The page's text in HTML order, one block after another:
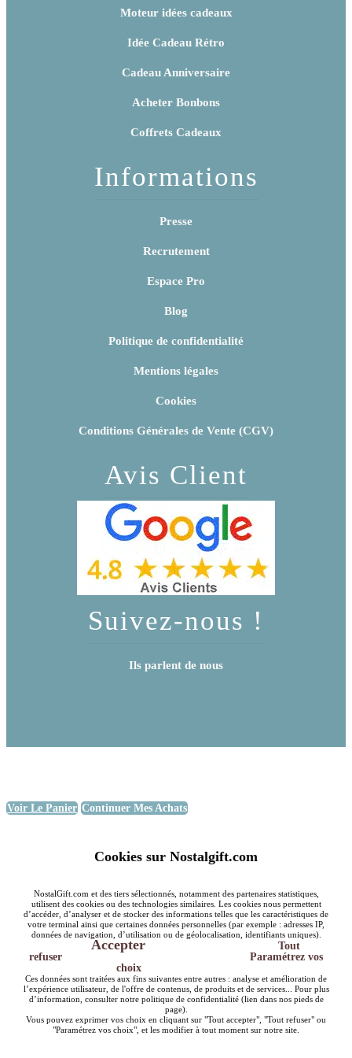
Moteur idées cadeaux
Idée Cadeau Rétro
Cadeau Anniversaire
Acheter Bonbons
Coffrets Cadeaux
Informations
Presse
Recrutement
Espace Pro
Blog
Politique de confidentialité
Mentions légales
Cookies
Conditions Générales de Vente (CGV)
Avis Client
Suivez-nous !
Ils parlent de nous
Voir Le Panier Continuer Mes Achats
Cookies sur Nostalgift.com
NostalGift.com et des tiers sélectionnés, notamment des partenaires statistiques,
utilisent des cookies ou des technologies similaires. Les cookies nous permettent
d’accéder, d’analyser et de stocker des informations telles que les caractéristiques de
votre terminal ainsi que certaines données personnelles (par exemple : adresses IP,
données de navigation, d’utilisation ou de géolocalisation, identifiants uniques).
Accepter
Tout
refuser
Paramétrez vos
choix
Ces données sont traitées aux fins suivantes entre autres : analyse et amélioration de
l’expérience utilisateur, de l'offre de contenus, de produits et de services... Pour plus
d’information, consulter notre politique de confidentialité (lien dans nos pieds de
page).
Vous pouvez exprimer vos choix en cliquant sur "Tout accepter", "Tout refuser" ou
"Paramétrez vos choix", et les modifier à tout moment sur notre site.